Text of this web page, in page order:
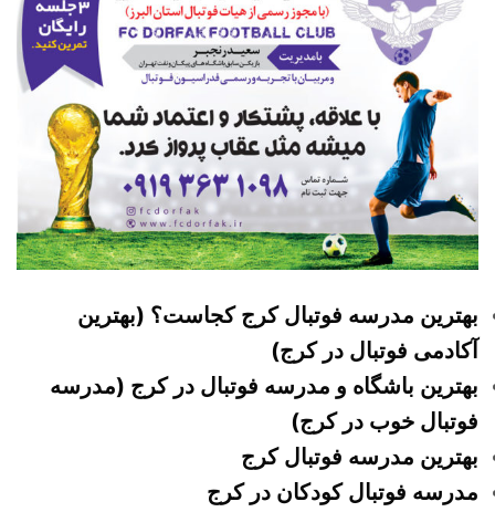
بهترین مدرسه فوتبال کرج کجاست؟ (بهترین
آکادمی فوتبال در کرج)
بهترین باشگاه و مدرسه فوتبال در کرج (مدرسه
فوتبال خوب در کرج)
بهترین مدرسه فوتبال کرج
مدرسه فوتبال کودکان در کرج